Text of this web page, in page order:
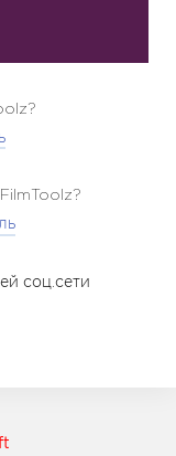
соц.сети